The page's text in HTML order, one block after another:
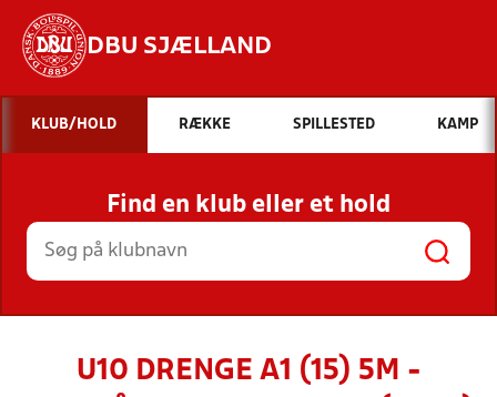
DBU SJÆLLAND
Hvad vil du søge efter?
INDHOLD OG NYHEDER
STILLINGER, RESULTATER, KLUBBER OG
HOLD
KLUB/HOLD RÆKKE SPILLESTED KAMP
Find en klub eller et hold
U10 DRENGE A1 (15) 5M -